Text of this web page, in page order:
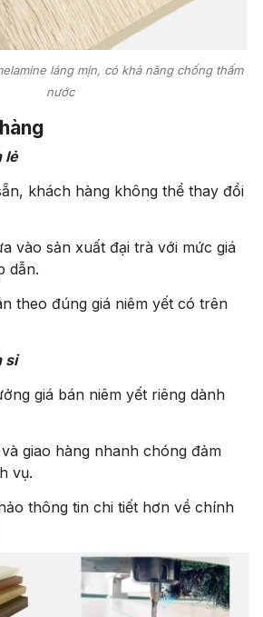
láng mịn, có khả năng chống thấm
nước
lẻ
khách hàng không thể thay đổi
vào sản xuất đại trà với mức giá
dẫn.
theo đúng giá niêm yết có trên
sỉ
giá bán niêm yết riêng dành
giao hàng nhanh chóng đảm
vụ.
thông tin chi tiết hơn về chính